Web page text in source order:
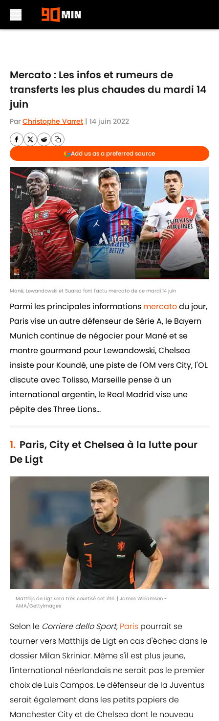
Mercato : Les infos et rumeurs de
transferts les plus chaudes du mardi 14
juin
Par Christophe Varret | 14 juin 2022
Add us as a preferred source
Mané, Lewandowski et Suarez font l'actu mercato de ce mardi 14 juin
Parmi les principales informations mercatodu jour,
Paris vise un autre défenseur de Série A, le Bayern
Munich continue de négocier pour Mané et se
montre gourmand pour Lewandowski, Chelsea
insiste pour Koundé, une piste de l'OM vers City, l'OL
discute avec Tolisso, Marseille pense à un
international argentin, le Real Madrid vise une
pépite des Three Lions...
1. Paris, City et Chelsea à la lutte pour
De Ligt
Matthijs de Ligt sera très courtisé cet été. | James Williamson -
AMA/GettyImages
Selon le Corriere dello Sport, Paris pourrait se
tourner vers Matthijs de Ligt en cas d'échec dans le
dossier Milan Skriniar. Même s'il est plus jeune,
l'international néerlandais ne serait pas le premier
choix de Luis Campos. Le défenseur de la Juventus
serait également dans les petits papiers de
Manchester City et de Chelsea dont le nouveau